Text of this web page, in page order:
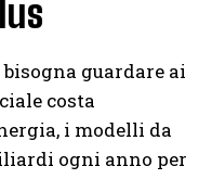
guardare ai
costa
i modelli da
ogni anno per